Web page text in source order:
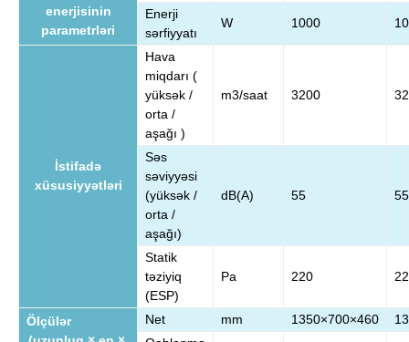
enerjisinin
parametrləri
Enerji
sərfiyyatı
W 1000
İstifadə
xüsusiyyətləri
Hava
miqdarı (
yüksək /
orta /
aşağı )
m3/saat 3200
Səs
səviyyəsi
(yüksək /
orta /
aşağı)
dB(A) 55 55
Statik
təziyiq
(ESP)
Pa 220
Ölçülər
Net mm 1350×700×460